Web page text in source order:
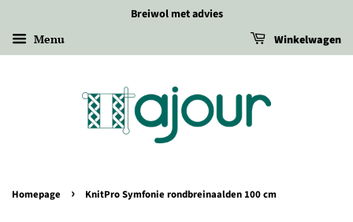
Breiwol met advies
Menu Winkelwagen
Homepage › KnitPro Symfonie rondbreinaalden 100 cm